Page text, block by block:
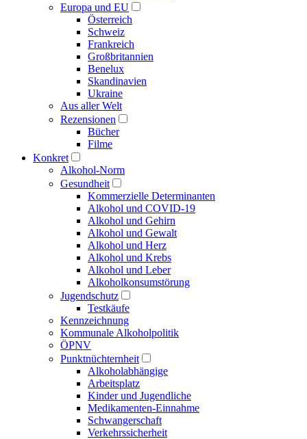
Europa und EU
Österreich
Schweiz
Frankreich
Großbritannien
Benelux
Skandinavien
Ukraine
Aus aller Welt
Rezensionen
Bücher
Filme
Konkret
Alkohol-Norm
Gesundheit
Kommerzielle Determinanten
Alkohol und COVID-19
Alkohol und Gehirn
Alkohol und Gewalt
Alkohol und Herz
Alkohol und Krebs
Alkohol und Leber
Alkoholkonsumstörung
Jugendschutz
Testkäufe
Kennzeichnung
Kommunale Alkoholpolitik
ÖPNV
Punktnüchternheit
Alkoholabhängige
Arbeitsplatz
Kinder und Jugendliche
Medikamenten-Einnahme
Schwangerschaft
Verkehrssicherheit